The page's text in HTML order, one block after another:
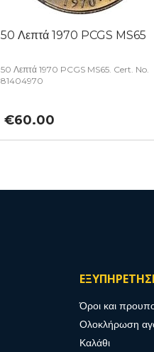
50 Λεπτά 1970 PCGS MS65
50 Λεπτά 1970 PCGS MS65. Cert. No.
81404970
€60.00
Όροι και
Ολοκλήρωση
Καλάθι